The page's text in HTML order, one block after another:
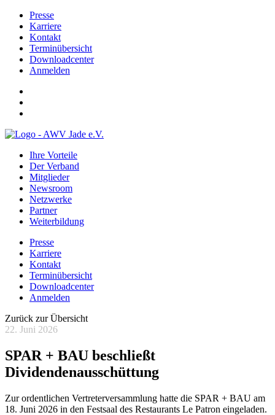
Presse
Karriere
Kontakt
Terminübersicht
Downloadcenter
Anmelden
Ihre Vorteile
Der Verband
Mitglieder
Newsroom
Netzwerke
Partner
Weiterbildung
Presse
Karriere
Kontakt
Terminübersicht
Downloadcenter
Anmelden
Zurück zur Übersicht
22. Juni 2026
SPAR + BAU beschließt
Dividendenausschüttung
Zur ordentlichen Vertreterversammlung hatte die SPAR + BAU am
18. Juni 2026 in den Festsaal des Restaurants Le Patron eingeladen.